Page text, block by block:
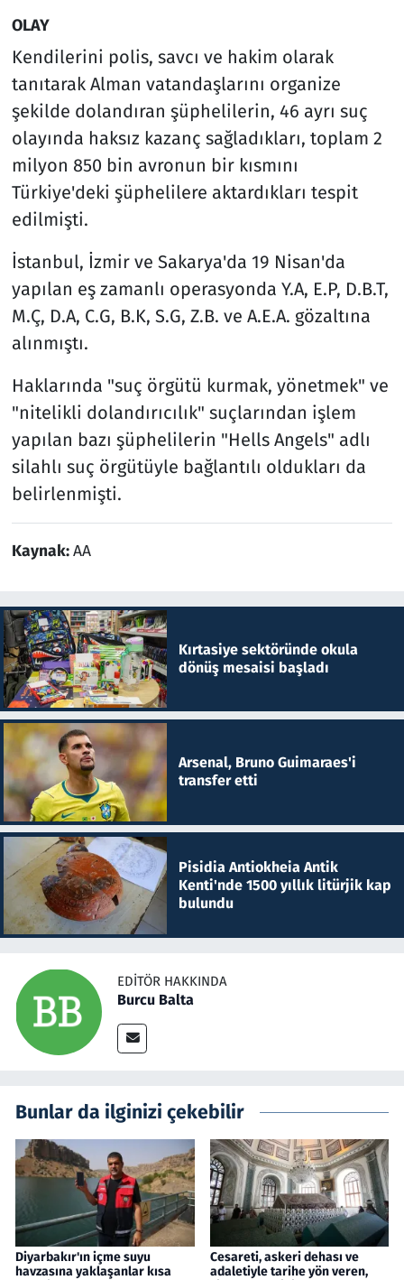
OLAY
Kendilerini polis, savcı ve hakim olarak
tanıtarak Alman vatandaşlarını organize
şekilde dolandıran şüphelilerin, 46 ayrı suç
olayında haksız kazanç sağladıkları, toplam 2
milyon 850 bin avronun bir kısmını
Türkiye'deki şüphelilere aktardıkları tespit
edilmişti.
İstanbul, İzmir ve Sakarya'da 19 Nisan'da
yapılan eş zamanlı operasyonda Y.A, E.P, D.B.T,
M.Ç, D.A, C.G, B.K, S.G, Z.B. ve A.E.A. gözaltına
alınmıştı.
Haklarında "suç örgütü kurmak, yönetmek" ve
"nitelikli dolandırıcılık" suçlarından işlem
yapılan bazı şüphelilerin "Hells Angels" adlı
silahlı suç örgütüyle bağlantılı oldukları da
belirlenmişti.
Kaynak:AA
Kırtasiye sektöründe okula
dönüş mesaisi başladı
Arsenal, Bruno Guimaraes'i
transfer etti
Pisidia Antiokheia Antik
Kenti'nde 1500 yıllık litürjik kap
bulundu
EDITÖR HAKKINDA
Burcu Balta
Bunlar da ilginizi çekebilir
Diyarbakır'ın içme suyu
havzasına yaklaşanlar kısa
Cesareti, askeri dehası ve
adaletiyle tarihe yön veren,